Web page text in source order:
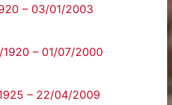
– 03/01/2003
– 01/07/2000
– 22/04/2009